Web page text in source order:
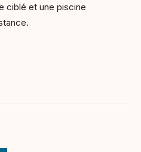
ciblé et une piscine